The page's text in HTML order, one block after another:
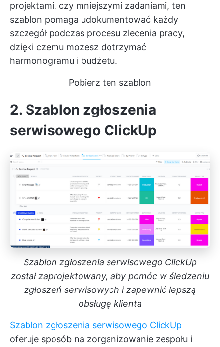
projektami, czy mniejszymi zadaniami, ten
szablon pomaga udokumentować każdy
szczegół podczas procesu zlecenia pracy,
dzięki czemu możesz dotrzymać
harmonogramu i budżetu.
Pobierz ten szablon
2. Szablon zgłoszenia
serwisowego ClickUp
Szablon zgłoszenia serwisowego ClickUp
został zaprojektowany, aby pomóc w śledzeniu
zgłoszeń serwisowych i zapewnić lepszą
obsługę klienta
Szablon zgłoszenia serwisowego ClickUp
oferuje sposób na zorganizowanie zespołu i